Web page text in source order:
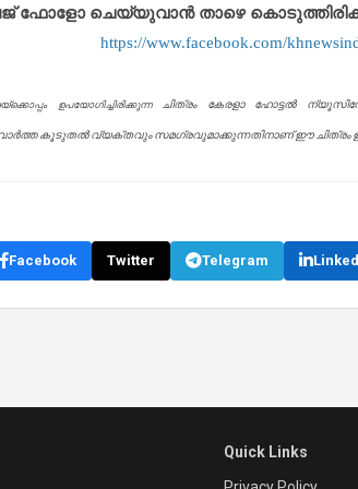
ചെയ്യുവാൻ താഴെ
https://www.facebook.com/
ഉപയോഗിച്ചിരിക്കുന്ന ചിത്രം കേരളാ ഹോട്ടൽ
കൂടുതൽ വ്യക്തവും സമഗ്രവുമാക്കുന്നതിനാണ് ഈ ചിത്രം
Facebook Twitter Telegram
Quick Links